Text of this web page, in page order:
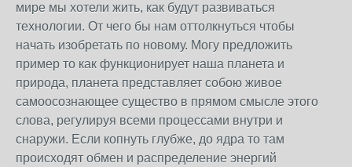
мире мы хотели жить, как будут развиваться
технологии. От чего бы нам оттолкнуться чтобы
начать изобретать по новому. Могу предложить
пример то как функционирует наша планета и
природа, планета представляет собою живое
самоосознающее существо в прямом смысле этого
слова, регулируя всеми процессами внутри и
снаружи. Если копнуть глубже, до ядра то там
происходят обмен и распределение энергий